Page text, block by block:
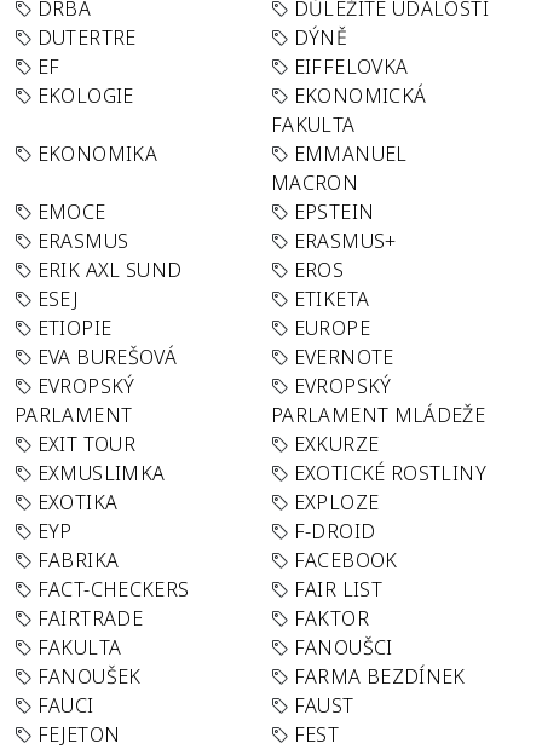
DRBA
DŮLEŽITÉ UDÁLOSTI
DUTERTRE
DÝNĚ
EF
EIFFELOVKA
EKOLOGIE
EKONOMICKÁ
FAKULTA
EKONOMIKA
EMMANUEL
MACRON
EMOCE
EPSTEIN
ERASMUS
ERASMUS+
ERIK AXL SUND
EROS
ESEJ
ETIKETA
ETIOPIE
EUROPE
EVA BUREŠOVÁ
EVERNOTE
EVROPSKÝ
PARLAMENT
EVROPSKÝ
PARLAMENT MLÁDEŽE
EXIT TOUR
EXKURZE
EXMUSLIMKA
EXOTICKÉ ROSTLINY
EXOTIKA
EXPLOZE
EYP
F-DROID
FABRIKA
FACEBOOK
FACT-CHECKERS
FAIR LIST
FAIRTRADE
FAKTOR
FAKULTA
FANOUŠCI
FANOUŠEK
FARMA BEZDÍNEK
FAUCI
FAUST
FEJETON
FEST